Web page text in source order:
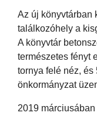
Az új könyvtárban
találkozóhely a
A könyvtár
természetes fényt
tornya felé néz, és
önkormányzat
2019